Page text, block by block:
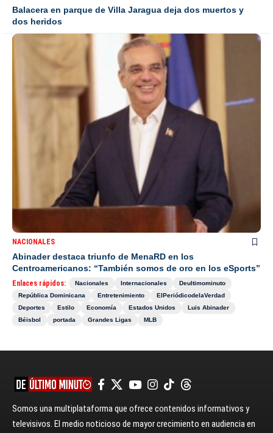
Balacera en parque de Villa Jaragua deja dos muertos y
dos heridos
NACIONALES
Abinader destaca triunfo de MenaRD en los
Centroamericanos: “También somos de oro en los eSports”
Enlaces rápidos: Nacionales Internacionales
Deultimominuto
República Dominicana
Entretenimiento
ElPeriódicodelaVerdad
Deportes
Estilo Economía Estados Unidos
Luis Abinader
Béisbol
portada Grandes Ligas MLB
Somos una multiplataforma que ofrece contenidos informativos y
televisivos. El medio noticioso de mayor crecimiento en audiencia en